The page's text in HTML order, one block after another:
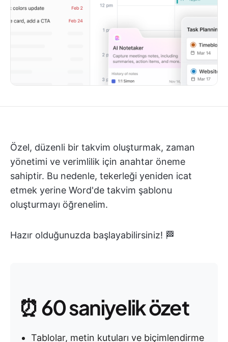
Özel, düzenli bir takvim oluşturmak, zaman
yönetimi ve verimlilik için anahtar öneme
sahiptir. Bu nedenle, tekerleği yeniden icat
etmek yerine Word'de takvim şablonu
oluşturmayı öğrenelim.
Hazır olduğunuzda başlayabilirsiniz! 🏁
⏰ 60 saniyelik özet
Tablolar, metin kutuları ve biçimlendirme